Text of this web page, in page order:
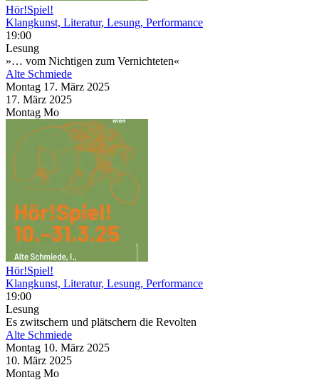
Hör!Spiel!
Klangkunst, Literatur, Lesung, Performance
19:00
Lesung
»… vom Nichtigen zum Vernichteten«
Alte Schmiede
Montag 17. März 2025
17. März 2025
Montag Mo
Hör!Spiel!
Klangkunst, Literatur, Lesung, Performance
19:00
Lesung
Es zwitschern und plätschern die Revolten
Alte Schmiede
Montag 10. März 2025
10. März 2025
Montag Mo